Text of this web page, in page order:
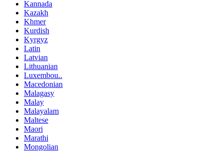
Kannada
Kazakh
Khmer
Kurdish
Kyrgyz
Latin
Latvian
Lithuanian
Luxembou..
Macedonian
Malagasy
Malay
Malayalam
Maltese
Maori
Marathi
Mongolian